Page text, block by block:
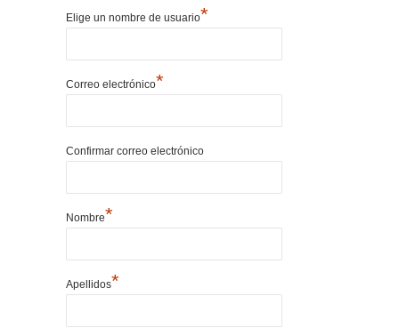
Elige un nombre de usuario*
Correo electrónico*
Confirmar correo electrónico
Nombre*
Apellidos*